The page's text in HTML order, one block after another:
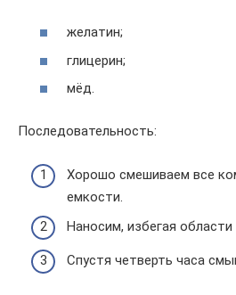
желатин;
глицерин;
мёд.
Последовательность:
Хорошо смешиваем все
емкости.
Наносим, избегая области
Спустя четверть часа